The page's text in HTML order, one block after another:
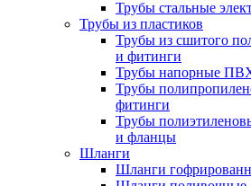
Трубы стальные
Трубы из пластиков
Трубы из сшитого
и фитинги
Трубы напорные
Трубы
фитинги
Трубы
и фланцы
Шланги
Шланги